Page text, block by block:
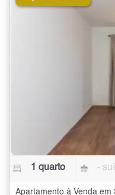
1 quarto -
Apartamento à Venda em